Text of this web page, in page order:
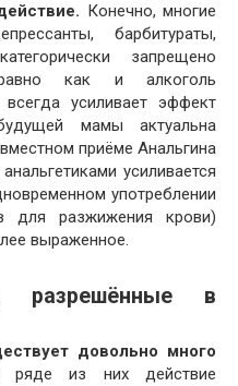
Конечно, многие
барбитураты,
запрещено
как и алкоголь
усиливает эффект
мамы актуальна
приёме Анальгина
усиливается
употреблении
для разжижения крови)
выраженное.
разрешённые в
довольно много
из них действие